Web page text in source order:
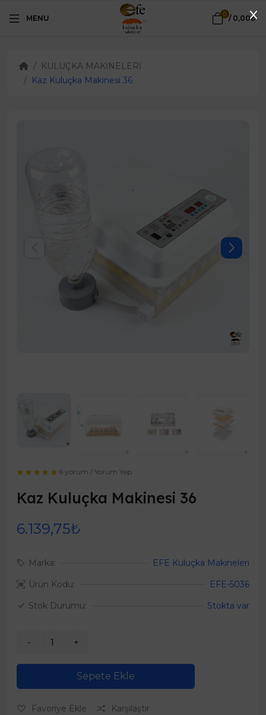
MENU 0 / 0,00₺
KULUÇKA MAKİNELERİ
Kaz Kuluçka Makinesi 36
6 yorum /Yorum Yap
Kaz Kuluçka Makinesi 36
6.139,75₺
Marka:
EFE Kuluçka Makineleri
Ürün Kodu:
EFE-5036
Stok Durumu:
Stokta var
Sepete Ekle
Favoriye Ekle Karşılaştır